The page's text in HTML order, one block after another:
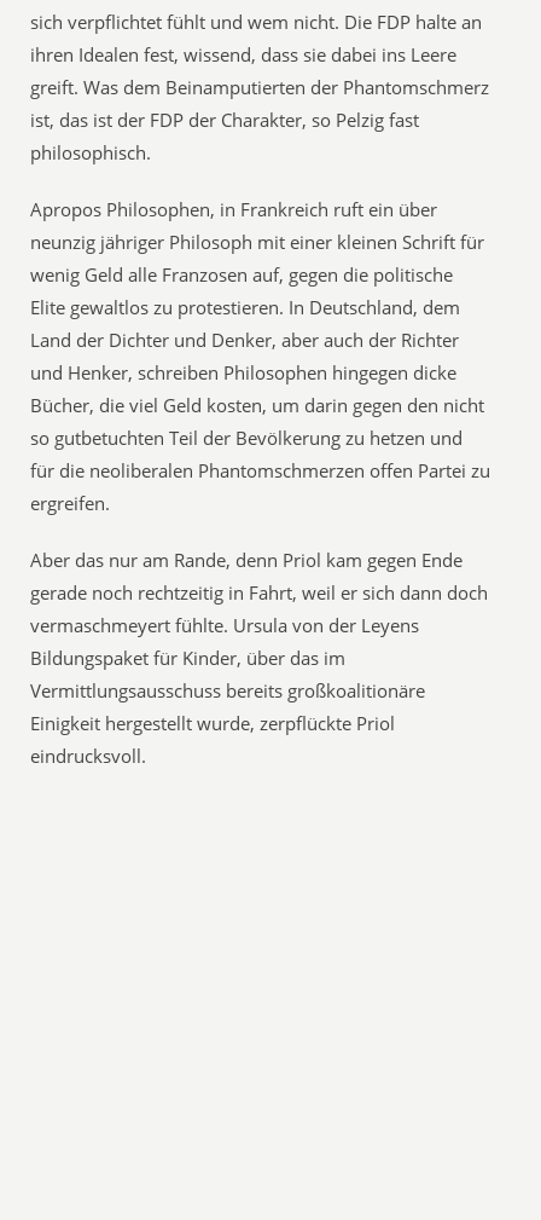
sich verpflichtet fühlt und wem nicht. Die FDP halte an
ihren Idealen fest, wissend, dass sie dabei ins Leere
greift. Was dem Beinamputierten der Phantomschmerz
ist, das ist der FDP der Charakter, so Pelzig fast
philosophisch.
Apropos Philosophen, in Frankreich ruft ein über
neunzig jähriger Philosoph mit einer kleinen Schrift für
wenig Geld alle Franzosen auf, gegen die politische
Elite gewaltlos zu protestieren. In Deutschland, dem
Land der Dichter und Denker, aber auch der Richter
und Henker, schreiben Philosophen hingegen dicke
Bücher, die viel Geld kosten, um darin gegen den nicht
so gutbetuchten Teil der Bevölkerung zu hetzen und
für die neoliberalen Phantomschmerzen offen Partei zu
ergreifen.
Aber das nur am Rande, denn Priol kam gegen Ende
gerade noch rechtzeitig in Fahrt, weil er sich dann doch
vermaschmeyert fühlte. Ursula von der Leyens
Bildungspaket für Kinder, über das im
Vermittlungsausschuss bereits großkoalitionäre
Einigkeit hergestellt wurde, zerpflückte Priol
eindrucksvoll.